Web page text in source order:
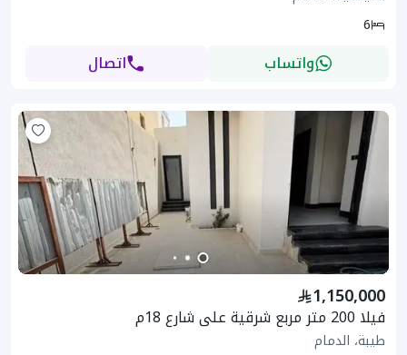
6
واتساب اتصال
1,150,000
فيلا 200 متر مربع شرقية على شارع 18م
طيبة، الدمام